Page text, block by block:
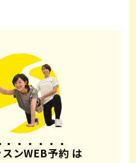
ンWEB予約 は